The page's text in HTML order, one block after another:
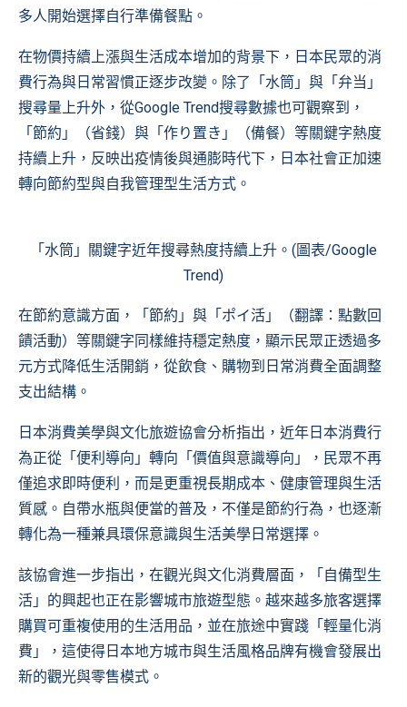
多人開始選擇自行準備餐點。
在物價持續上漲與生活成本增加的背景下，日本民眾的消
費行為與日常習慣正逐步改變。除了「水筒」與「弁当」
搜尋量上升外，從Google Trend搜尋數據也可觀察到，
「節約」（省錢）與「作り置き」（備餐）等關鍵字熱度
持續上升，反映出疫情後與通膨時代下，日本社會正加速
轉向節約型與自我管理型生活方式。
「水筒」關鍵字近年搜尋熱度持續上升。(圖表/Google
Trend)
在節約意識方面，「節約」與「ポイ活」（翻譯：點數回
饋活動）等關鍵字同樣維持穩定熱度，顯示民眾正透過多
元方式降低生活開銷，從飲食、購物到日常消費全面調整
支出結構。
日本消費美學與文化旅遊協會分析指出，近年日本消費行
為正從「便利導向」轉向「價值與意識導向」，民眾不再
僅追求即時便利，而是更重視長期成本、健康管理與生活
質感。自帶水瓶與便當的普及，不僅是節約行為，也逐漸
轉化為一種兼具環保意識與生活美學日常選擇。
該協會進一步指出，在觀光與文化消費層面，「自備型生
活」的興起也正在影響城市旅遊型態。越來越多旅客選擇
購買可重複使用的生活用品，並在旅途中實踐「輕量化消
費」，這使得日本地方城市與生活風格品牌有機會發展出
新的觀光與零售模式。